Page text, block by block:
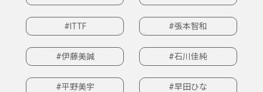
#ITTF #張本智和
#伊藤美誠 #石川佳純
#平野美宇 #早田ひな